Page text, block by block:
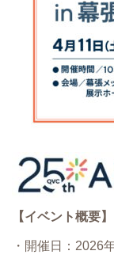
【イベント概要】
・開催日：2026